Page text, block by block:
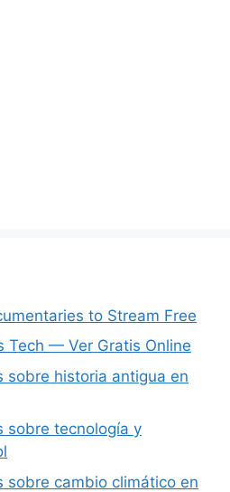
to Stream Free
Tech — Ver Gratis Online
sobre historia antigua en
sobre tecnología y
sobre cambio climático en